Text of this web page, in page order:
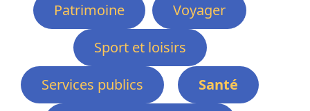
Patrimoine
Voyager
Sport et loisirs
Services publics
Santé